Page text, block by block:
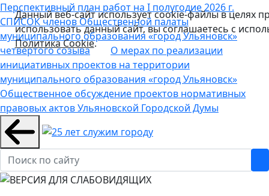
Перспективный план работ на I полугодие 2026 г.
СПИСОК членов Общественной палаты
муниципального образования «город Ульяновск»
четвертого созыва
О мерах по реализации
инициативных проектов на территории
муниципального образования «город Ульяновск»
Общественное обсуждение проектов нормативных
правовых актов Ульяновской Городской Думы
Данный веб-сайт использует cookie-файлы в целях
использовать данный сайт, вы соглашаетесь с
Политика Cookie.